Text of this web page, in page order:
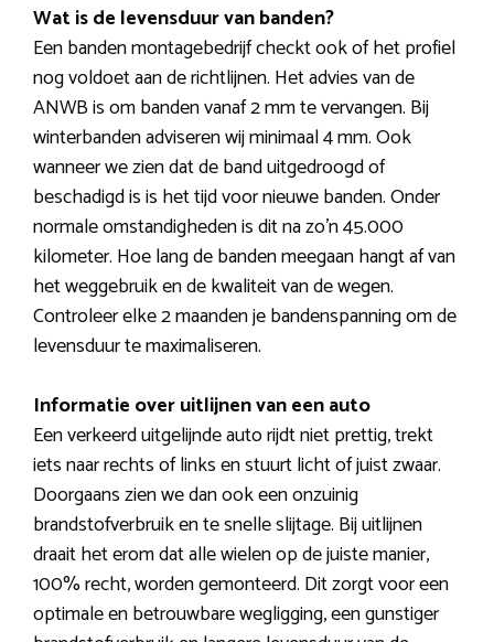
Wat is de levensduur van banden?
Een banden montagebedrijf checkt ook of het profiel
nog voldoet aan de richtlijnen. Het advies van de
ANWB is om banden vanaf 2 mm te vervangen. Bij
winterbanden adviseren wij minimaal 4 mm. Ook
wanneer we zien dat de band uitgedroogd of
beschadigd is is het tijd voor nieuwe banden. Onder
normale omstandigheden is dit na zo’n 45.000
kilometer. Hoe lang de banden meegaan hangt af van
het weggebruik en de kwaliteit van de wegen.
Controleer elke 2 maanden je bandenspanning om de
levensduur te maximaliseren.
Informatie over uitlijnen van een auto
Een verkeerd uitgelijnde auto rijdt niet prettig, trekt
iets naar rechts of links en stuurt licht of juist zwaar.
Doorgaans zien we dan ook een onzuinig
brandstofverbruik en te snelle slijtage. Bij uitlijnen
draait het erom dat alle wielen op de juiste manier,
100% recht, worden gemonteerd. Dit zorgt voor een
optimale en betrouwbare wegligging, een gunstiger